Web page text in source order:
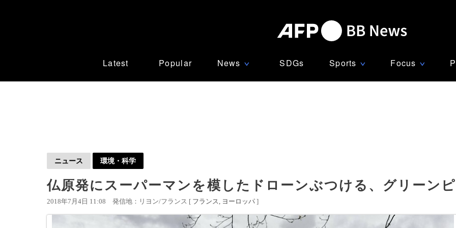
Latest Popular News ∨ SDGs Sports ∨ Focus ∨
ニュース 環境・科学
仏原発にスーパーマンを模したドローンぶつける、グリーン
2018年7月4日 11:08 発信地：リヨン/フランス [ フランス ヨーロッパ ]